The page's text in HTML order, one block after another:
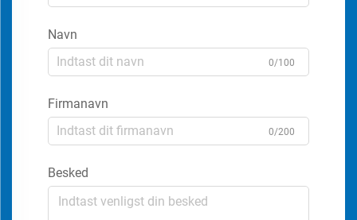
Navn
0/100
Firmanavn
0/200
Besked